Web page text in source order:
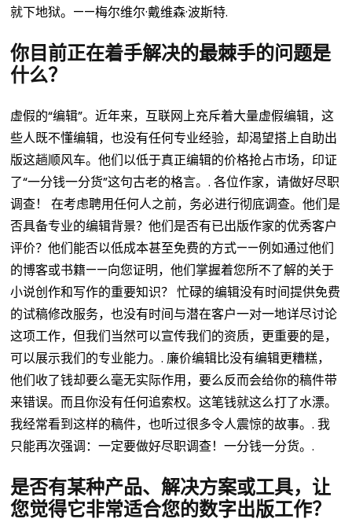
就下地狱。——梅尔维尔·戴维森·波斯特.
你目前正在着手解决的最棘手的问题是
什么？
虚假的“编辑”。近年来，互联网上充斥着大量虚假编辑，这
些人既不懂编辑，也没有任何专业经验，却渴望搭上自助出
版这趟顺风车。他们以低于真正编辑的价格抢占市场，印证
了“一分钱一分货”这句古老的格言。.各位作家，请做好尽职
调查！在考虑聘用任何人之前，务必进行彻底调查。他们是
否具备专业的编辑背景？他们是否有已出版作家的优秀客户
评价？他们能否以低成本甚至免费的方式——例如通过他们
的博客或书籍——向您证明，他们掌握着您所不了解的关于
小说创作和写作的重要知识？忙碌的编辑没有时间提供免费
的试稿修改服务，也没有时间与潜在客户一对一地详尽讨论
这项工作，但我们当然可以宣传我们的资质，更重要的是，
可以展示我们的专业能力。. 廉价编辑比没有编辑更糟糕，
他们收了钱却要么毫无实际作用，要么反而会给你的稿件带
来错误。而且你没有任何追索权。这笔钱就这么打了水漂。
我经常看到这样的稿件，也听过很多令人震惊的故事。.我
只能再次强调：一定要做好尽职调查！一分钱一分货。.
是否有某种产品、解决方案或工具，让
您觉得它非常适合您的数字出版工作？